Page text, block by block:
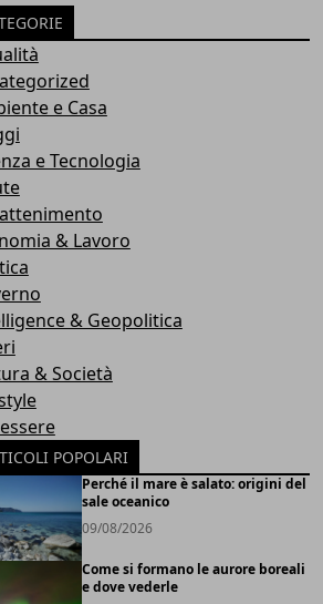
e Casa
e Tecnologia
& Lavoro
& Geopolitica
& Società
POPOLARI
Perché il mare è salato: origini del
sale oceanico
09/08/2026
Come si formano le aurore boreali
e dove vederle